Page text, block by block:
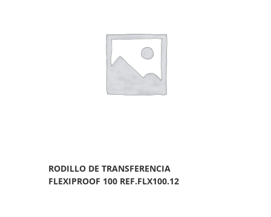
RODILLO DE TRANSFERENCIA
FLEXIPROOF 100 REF.FLX100.12